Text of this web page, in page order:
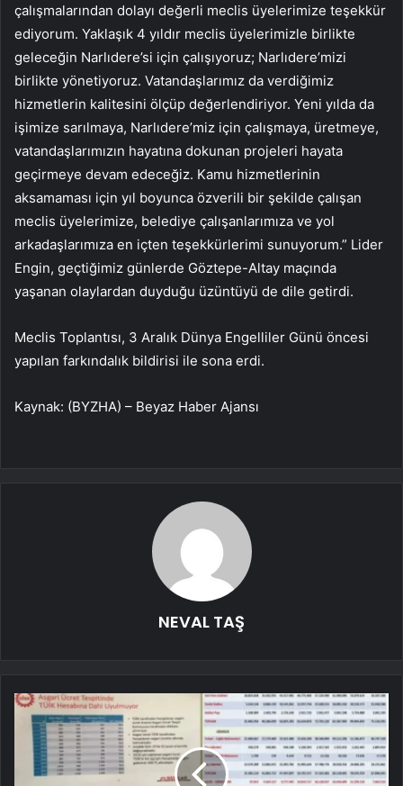
çalışmalarından dolayı değerli meclis üyelerimize teşekkür
ediyorum. Yaklaşık 4 yıldır meclis üyelerimizle birlikte
geleceğin Narlıdere’si için çalışıyoruz; Narlıdere’mizi
birlikte yönetiyoruz. Vatandaşlarımız da verdiğimiz
hizmetlerin kalitesini ölçüp değerlendiriyor. Yeni yılda da
işimize sarılmaya, Narlıdere’miz için çalışmaya, üretmeye,
vatandaşlarımızın hayatına dokunan projeleri hayata
geçirmeye devam edeceğiz. Kamu hizmetlerinin
aksamaması için yıl boyunca özverili bir şekilde çalışan
meclis üyelerimize, belediye çalışanlarımıza ve yol
arkadaşlarımıza en içten teşekkürlerimi sunuyorum.” Lider
Engin, geçtiğimiz günlerde Göztepe-Altay maçında
yaşanan olaylardan duyduğu üzüntüyü de dile getirdi.
Meclis Toplantısı, 3 Aralık Dünya Engelliler Günü öncesi
yapılan farkındalık bildirisi ile sona erdi.
Kaynak: (BYZHA) – Beyaz Haber Ajansı
NEVAL TAŞ